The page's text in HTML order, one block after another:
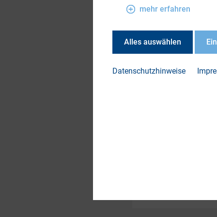
Finfluencern. Doch
FH St. Pölten und
und Finfluencern
mehr erfahren
Alles auswählen
Datenschutzhinweise